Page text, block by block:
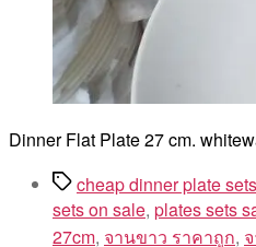
Dinner Flat Plate 27 cm.
Tagscheap dinner plate sets
sets on sale, plates sets
27cm, จานขาว ราคาถูก,